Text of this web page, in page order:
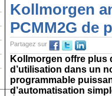
Kollmorgen
PCMM2G de
Partagez sur
Kollmorgen offre plus
d’utilisation dans un
programmable
d’automatisation